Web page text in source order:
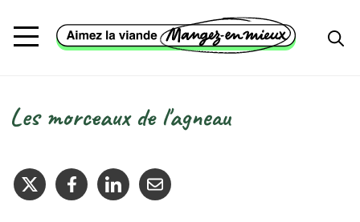
Fil d'Ariane
Les morceaux de l'agneau